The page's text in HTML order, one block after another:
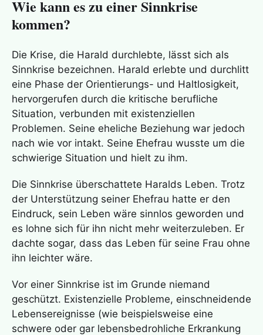
Wie kann es zu einer Sinnkrise
kommen?
Die Krise, die Harald durchlebte, lässt sich als
Sinnkrise bezeichnen. Harald erlebte und durchlitt
eine Phase der Orientierungs- und Haltlosigkeit,
hervorgerufen durch die kritische berufliche
Situation, verbunden mit existenziellen
Problemen. Seine eheliche Beziehung war jedoch
nach wie vor intakt. Seine Ehefrau wusste um die
schwierige Situation und hielt zu ihm.
Die Sinnkrise überschattete Haralds Leben. Trotz
der Unterstützung seiner Ehefrau hatte er den
Eindruck, sein Leben wäre sinnlos geworden und
es lohne sich für ihn nicht mehr weiterzuleben. Er
dachte sogar, dass das Leben für seine Frau ohne
ihn leichter wäre.
Vor einer Sinnkrise ist im Grunde niemand
geschützt. Existenzielle Probleme, einschneidende
Lebensereignisse (wie beispielsweise eine
schwere oder gar lebensbedrohliche Erkrankung